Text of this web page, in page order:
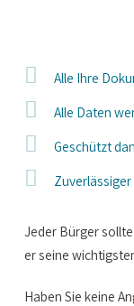
Alle Ihre
Alle Daten
Geschützt
Jeder Bürger
er seine
Haben Sie keine